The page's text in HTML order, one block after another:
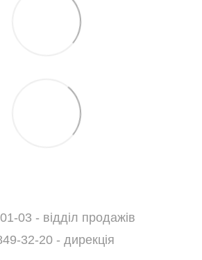
03 - відділ продажів
32-20 - дирекція